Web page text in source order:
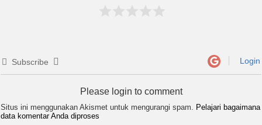
Subscribe Login
Please login to comment
Situs ini menggunakan Akismet untuk mengurangi spam.
Pelajari bagaimana
data komentar Anda diproses